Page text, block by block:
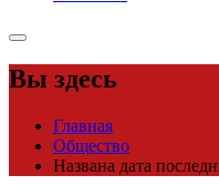
Вы здесь
Главная
Общество
Названа дата